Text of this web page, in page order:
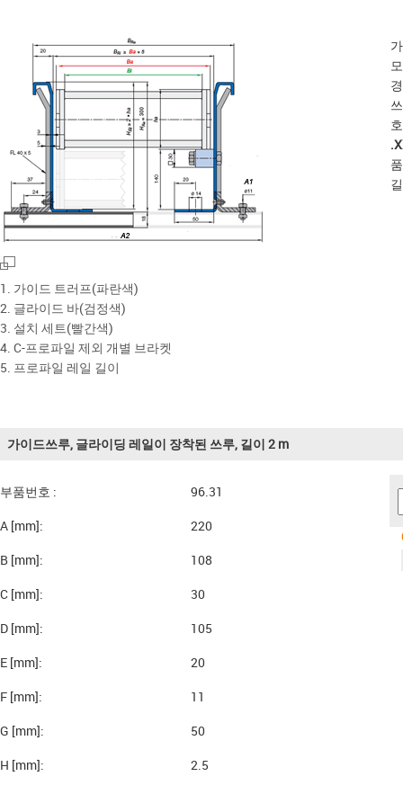
1. 가이드 트러프(파란색)
2. 글라이드 바(검정색)
3. 설치 세트(빨간색)
4. C-프로파일 제외 개별 브라켓
5. 프로파일 레일 길이
가이드쓰루, 글라이딩 레일이 장착된 쓰루, 길이 2 m
부품번호 :
96.31
A [mm]:
220
B [mm]:
108
C [mm]:
30
D [mm]:
105
E [mm]:
20
F [mm]:
11
G [mm]:
50
H [mm]:
2.5